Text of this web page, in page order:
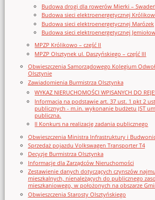
Budowa drogi dla rowerów Mierki –
Budowa sieci elektroenergetycznej
Budowa sieci elektroenergetycznej Marózek
Budowa sieci elektroenergetycznej
MPZP Królikowo – część II
MPZP Olsztynek ul. Daszyńskiego – część III
Obwieszczenia Samorządowego Kolegium
Olsztynie
Zawiadomienia Burmistrza Olsztynka
WYKAZ NIERUCHOMOŚCI WPISANYCH DO
Informacja na podstawie art. 37 ust. 1 pkt 2
publicznych - m.in. wykonanie budżetu JST
publiczna.
II Konkurs na realizację zadania publicznego
Obwieszczenia Ministra Infrastruktury i
Sprzedaż pojazdu Volkswagen Transporter T4
Decyzje Burmistrza Olsztynka
Informacje dla Zarządców Nieruchomości
Zestawienie danych dotyczących czynszów
mieszkalnych, nienależących do publicznego
mieszkaniowego, w położonych na obszarze
Obwieszczenia Starosty Olsztyńskiego